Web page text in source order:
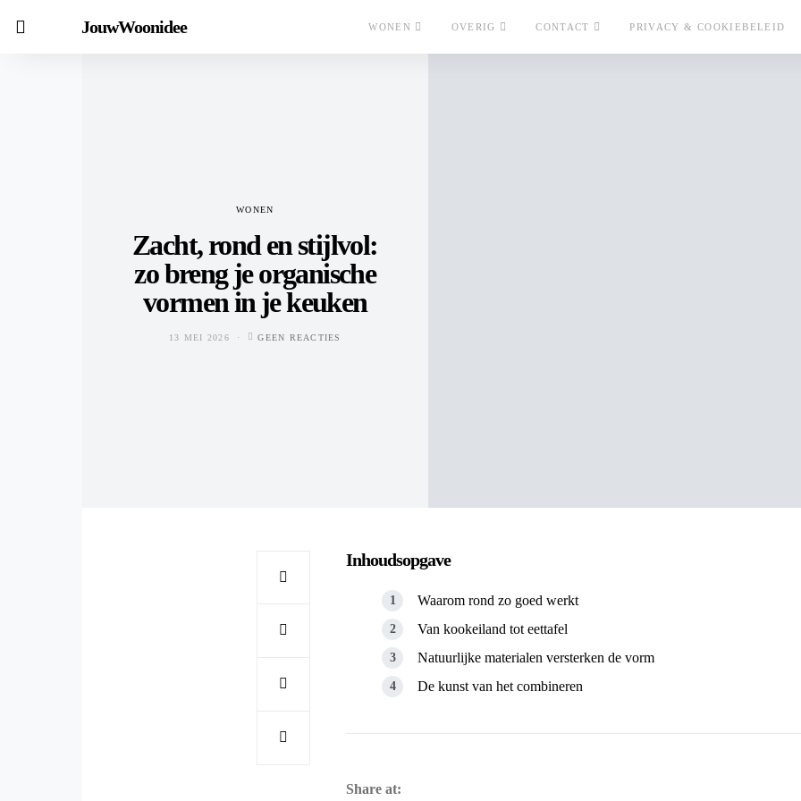
JouwWoonidee WONEN OVERIG CONTACT PRIVACY & COOKIEBELEID
WONEN
Zacht, rond en stijlvol:
zo breng je organische
vormen in je keuken
13 MEI 2026 GEEN REACTIES
Inhoudsopgave
Waarom rond zo goed werkt
Van kookeiland tot eettafel
Natuurlijke materialen versterken de vorm
De kunst van het combineren
Share at: